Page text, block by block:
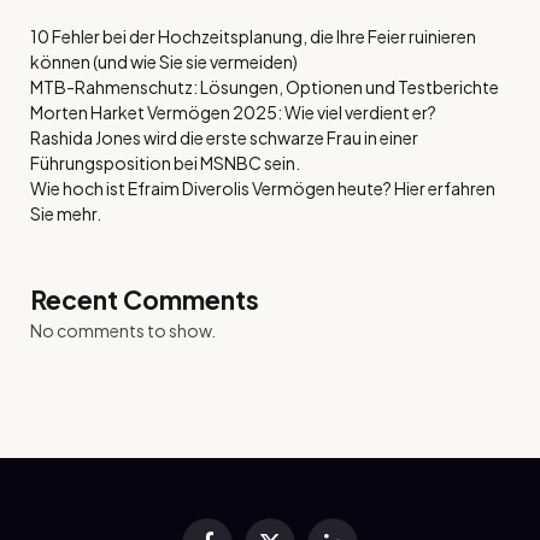
10 Fehler bei der Hochzeitsplanung, die Ihre Feier ruinieren
können (und wie Sie sie vermeiden)
MTB-Rahmenschutz: Lösungen, Optionen und Testberichte
Morten Harket Vermögen 2025: Wie viel verdient er?
Rashida Jones wird die erste schwarze Frau in einer
Führungsposition bei MSNBC sein.
Wie hoch ist Efraim Diverolis Vermögen heute? Hier erfahren
Sie mehr.
Recent Comments
No comments to show.